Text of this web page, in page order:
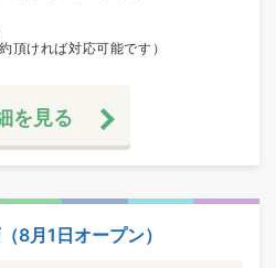
頂ければ対応可能です）
を見る
8月1日オープン）